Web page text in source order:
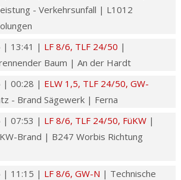
- Verkehrsunfall | L1012
| 13:41 | LF 8/6, TLF 24/50 |
Baum | An der Hardt
| 00:28 | ELW 1,5, TLF 24/50, GW-
- Brand Sägewerk | Ferna
| 07:53 | LF 8/6, TLF 24/50, FüKW |
Brand | B247 Worbis Richtung
| 11:15 | LF 8/6, GW-N | Technische